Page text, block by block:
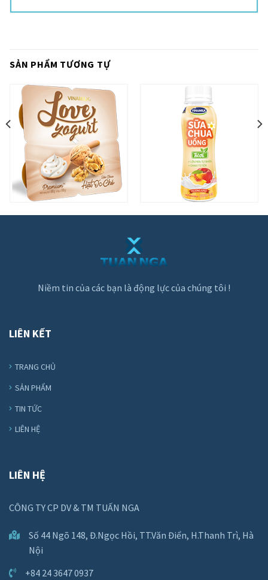
SẢN PHẨM TƯƠNG TỰ
Niềm tin của các bạn là động lực của chúng tôi !
LIÊN KẾT
TRANG CHỦ
SẢN PHẨM
TIN TỨC
LIÊN HỆ
LIÊN HỆ
CÔNG TY CP DV & TM TUẤN NGA
Số 44 Ngõ 148, Đ.Ngọc Hồi, TT.Văn Điển, H.Thanh Trì, Hà
Nội
+84 24 3647 0937